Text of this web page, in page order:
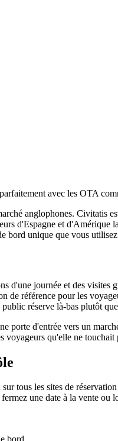
avec les OTA
anglophones. Civitatis
d'Espagne et
bord unique que vous
journée et des visites
de référence pour les
réserve là-bas plutôt
d'entrée vers un
voyageurs qu'elle ne touchait
tous les sites de
une date à la vente